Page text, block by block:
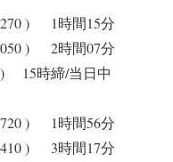
) 1時間15分
) 2時間07分
) 15時締/当日中
) 1時間56分
) 3時間17分